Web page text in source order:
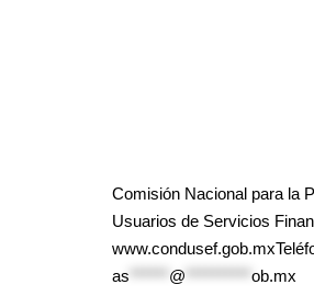
Comisión Nacional para la
Usuarios de Servicios
as
@ ob.mx